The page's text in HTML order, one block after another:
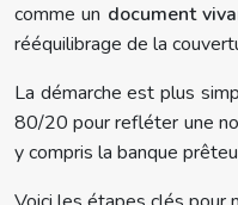
comme un document
rééquilibrage de la
La démarche est plus
80/20 pour refléter une
y compris la banque